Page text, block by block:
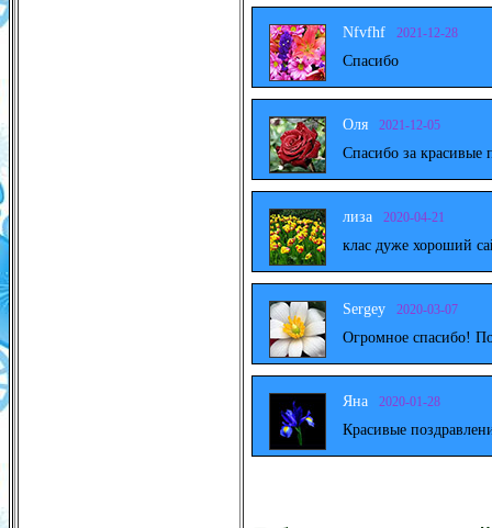
Nfvfhf 2021-12-28
Спасибо
Оля 2021-12-05
Спасибо за красивые
лиза 2020-04-21
клас дуже хороший
Sergey 2020-03-07
Огромное спасибо!
Яна 2020-01-28
Красивые